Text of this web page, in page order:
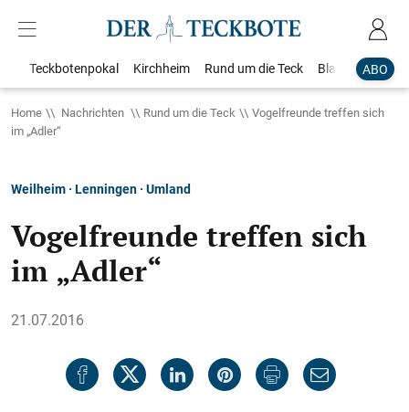
ABO
Teckbotenpokal Kirchheim Rund um die Teck Blaulicht
Home Nachrichten Rund um die Teck
Vogelfreunde treffen sich
im „Adler“
Weilheim · Lenningen · Umland
Vogelfreunde treffen sich
im „Adler“
21.07.2016